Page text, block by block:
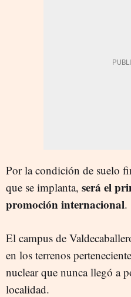
Por la condición de suelo
que se implanta, será el
promoción internacional.
El campus de
en los terrenos
nuclear que nunca llegó a
localidad.